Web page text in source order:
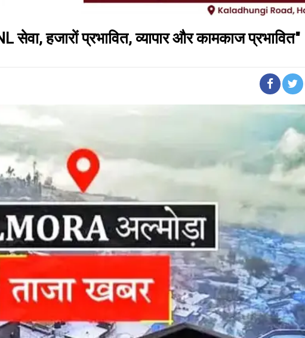
सेवा, हजारों प्रभावित, व्यापार और कामकाज प्रभावित"